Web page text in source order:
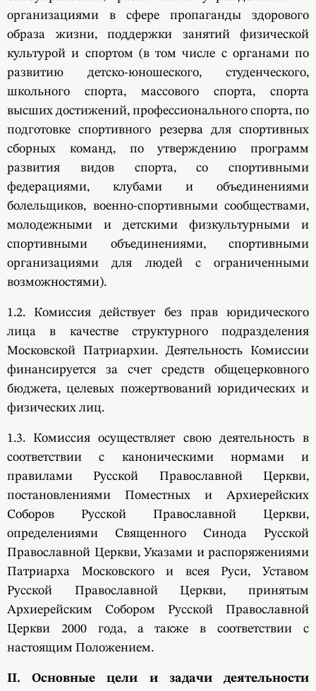
организациями в сфере пропаганды здорового
образа жизни, поддержки занятий физической
культурой и спортом (в том числе с органами по
развитию детско-юношеского, студенческого,
школьного спорта, массового спорта, спорта
высших достижений, профессионального спорта, по
подготовке спортивного резерва для спортивных
сборных команд, по утверждению программ
развития видов спорта, со спортивными
федерациями, клубами и объединениями
болельщиков, военно-спортивными сообществами,
молодежными и детскими физкультурными и
спортивными объединениями, спортивными
организациями для людей с ограниченными
возможностями).
1.2. Комиссия действует без прав юридического
лица в качестве структурного подразделения
Московской Патриархии. Деятельность Комиссии
финансируется за счет средств общецерковного
бюджета, целевых пожертвований юридических и
физических лиц.
1.3. Комиссия осуществляет свою деятельность в
соответствии с каноническими нормами и
правилами Русской Православной Церкви,
постановлениями Поместных и Архиерейских
Соборов Русской Православной Церкви,
определениями Священного Синода Русской
Православной Церкви, Указами и распоряжениями
Патриарха Московского и всея Руси, Уставом
Русской Православной Церкви, принятым
Архиерейским Собором Русской Православной
Церкви 2000 года, а также в соответствии с
настоящим Положением.
II. Основные цели и задачи деятельности